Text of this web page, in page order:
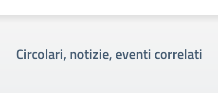
Circolari, notizie, eventi correlati